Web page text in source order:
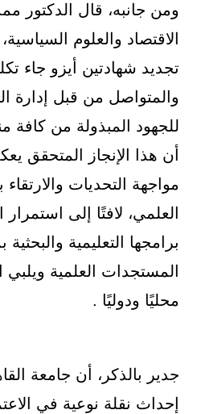
ومن جانبه، قال الدكتور
الاقتصاد والعلوم
تجديد شهادتين أيزو جاء
والمتواصل من قبل إدارة
للجهود المبذولة من كافة
أن هذا الإنجاز المتحقق
مواجهة التحديات والارتقاء
العلمي، لافتًا إلى
برامجها التعليمية
المستجدات العلمية
محليًا ودوليًا .
جدير بالذكر، أن جامعة
إحداث نقلة نوعية في